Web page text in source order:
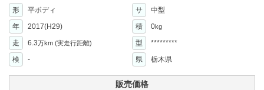
形 平ボディ サ
中型
年
2017(H29) 積 0kg
走 6.3万km (実走行距離) 型
*********
検
- 県 栃木県
販売価格